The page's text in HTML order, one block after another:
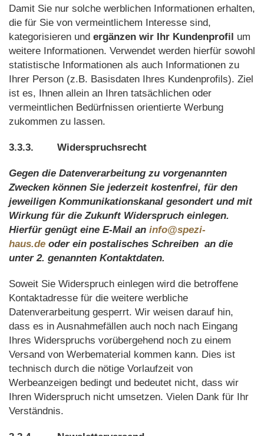
Damit Sie nur solche werblichen Informationen erhalten,
die für Sie von vermeintlichem Interesse sind,
kategorisieren und ergänzen wir Ihr Kundenprofil um
weitere Informationen. Verwendet werden hierfür sowohl
statistische Informationen als auch Informationen zu
Ihrer Person (z.B. Basisdaten Ihres Kundenprofils). Ziel
ist es, Ihnen allein an Ihren tatsächlichen oder
vermeintlichen Bedürfnissen orientierte Werbung
zukommen zu lassen.
3.3.3. Widerspruchsrecht
Gegen die Datenverarbeitung zu vorgenannten
Zwecken können Sie jederzeit kostenfrei, für den
jeweiligen Kommunikationskanal gesondert und mit
Wirkung für die Zukunft Widerspruch einlegen.
Hierfür genügt eine E-Mail an info@spezi-
haus.de oder ein postalisches Schreiben an die
unter 2. genannten Kontaktdaten.
Soweit Sie Widerspruch einlegen wird die betroffene
Kontaktadresse für die weitere werbliche
Datenverarbeitung gesperrt. Wir weisen darauf hin,
dass es in Ausnahmefällen auch noch nach Eingang
Ihres Widerspruchs vorübergehend noch zu einem
Versand von Werbematerial kommen kann. Dies ist
technisch durch die nötige Vorlaufzeit von
Werbeanzeigen bedingt und bedeutet nicht, dass wir
Ihren Widerspruch nicht umsetzen. Vielen Dank für Ihr
Verständnis.